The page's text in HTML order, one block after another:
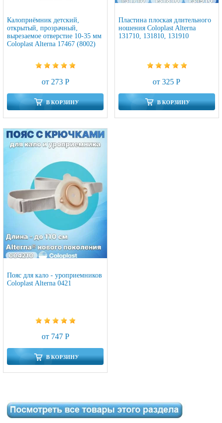
Калоприёмник детский,
открытый, прозрачный,
вырезаемое отверстие 10-35 мм
Coloplast Alterna 17467 (8002)
от 273 Р
В КОРЗИНУ
Пластина плоская длительного
ношения Coloplast Alterna
131710, 131810, 131910
от 325 Р
В КОРЗИНУ
Пояс для кало - уроприемников
Coloplast Alterna 0421
от 747 Р
В КОРЗИНУ